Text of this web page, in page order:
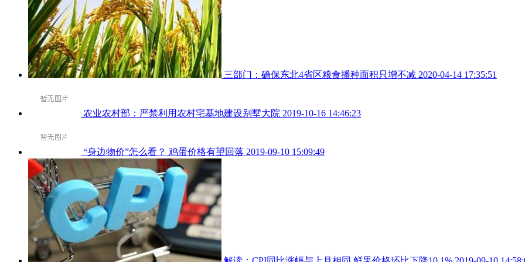
三部门：确保东北4省区粮食播种面积只增不减 2020-04-14 17:35:51
农业农村部：严禁利用农村宅基地建设别墅大院 2019-10-16 14:46:23
“身边物价”怎么看？ 鸡蛋价格有望回落 2019-09-10 15:09:49